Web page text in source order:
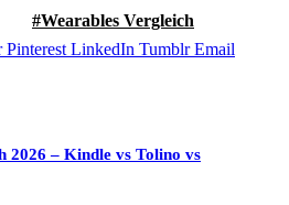
Wearables Vergleich
Pinterest LinkedIn Tumblr Email
2026 – Kindle vs Tolino vs